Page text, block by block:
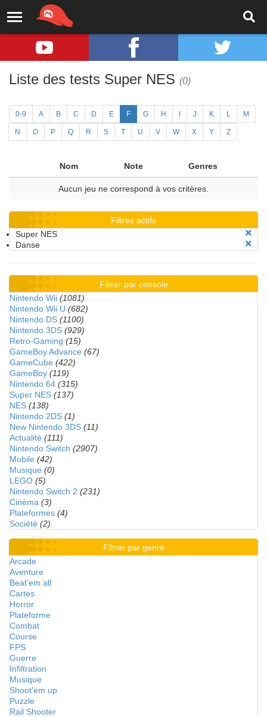
Liste des tests Super NES (0)
0-9 A B C D E F G H J K L M
N O P Q R S T U V W X Y Z
Nom Note Genres
Aucun jeu ne correspond à vos critères.
Filtres actifs
Super NES
Danse
Filtrer par console
Nintendo Wii (1081)
Nintendo Wii U (682)
Nintendo DS (1100)
Nintendo 3DS (929)
Retro-Gaming (15)
GameBoy Advance (67)
GameCube (422)
GameBoy (119)
Nintendo 64 (315)
Super NES (137)
NES (138)
Nintendo 2DS (1)
New Nintendo 3DS (11)
Actualité (111)
Nintendo Switch (2907)
Mobile (42)
Musique (0)
LEGO (5)
Nintendo Switch 2 (231)
Cinéma (3)
Plateformes (4)
Société (2)
Filtrer par genre
Arcade
Aventure
Beat'em all
Cartes
Horror
Plateforme
Combat
Course
FPS
Guerre
Infiltration
Musique
Shoot'em up
Puzzle
Rail Shooter